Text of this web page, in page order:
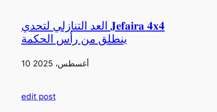
العد التنازلي لتحدي 𝐉𝐞𝐟𝐚𝐢𝐫𝐚 𝟒𝐱𝟒
ينطلق من رأس الحكمة
10 أغسطس، 2025
edit post